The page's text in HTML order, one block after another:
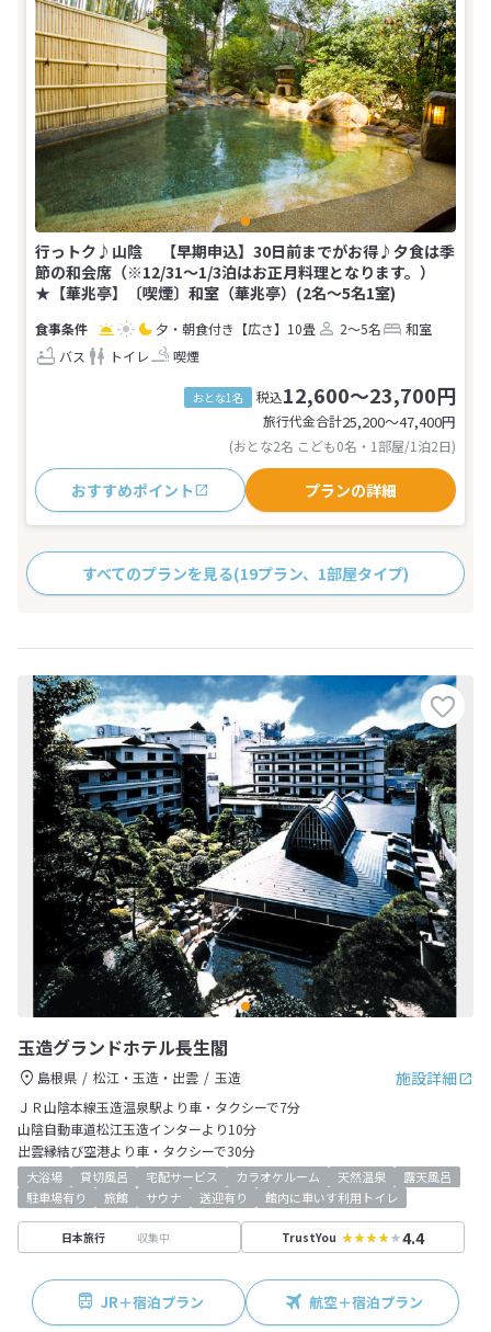
行っトク♪山陰 【早期申込】30日前までがお得♪夕食は季
節の和会席（※12/31～1/3泊はお正月料理となります。）
★【華兆亭】〔喫煙〕和室（華兆亭）(2名～5名1室)
夕・朝食付き 【広さ】10畳 2～5名
和室
バス
トイレ 喫煙
おとな1名 税込12,600～23,700円
旅行代金合計25,200〜47,400円
(おとな2名 こども0名・1部屋/1泊2日)
おすすめポイント プランの詳細
すべてのプランを見る(19プラン、1部屋タイプ)
玉造グランドホテル長生閣
施設詳細
島根県 松江・玉造・出雲
玉造
ＪＲ山陰本線玉造温泉駅より車・タクシーで7分
山陰自動車道松江玉造インターより10分
出雲縁結び空港より車・タクシーで30分
大浴場 貸切風呂 宅配サービス カラオケルーム 天然温泉
露天風呂
駐車場有り
旅館 サウナ 送迎有り 館内に車いす利用トイレ
日本旅行 収集中 TrustYou 4.4
JR＋宿泊プラン 航空＋宿泊プラン